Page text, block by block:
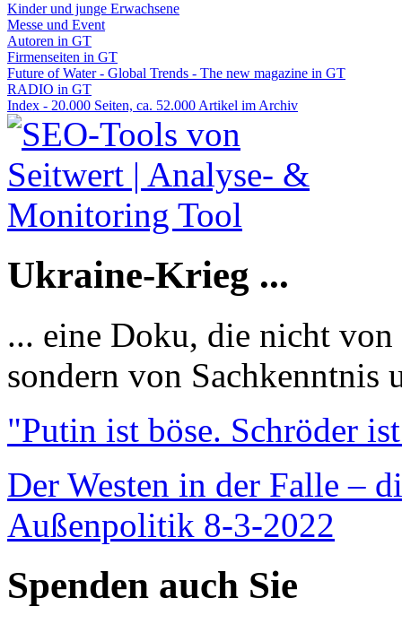
Kinder und junge Erwachsene
Messe und Event
Autoren in GT
Firmenseiten in GT
Future of Water - Global Trends - The new magazine in GT
RADIO in GT
Index - 20.000 Seiten, ca. 52.000 Artikel im Archiv
Ukraine-Krieg ...
... eine Doku, die nicht
sondern von Sachkenntnis
"Putin ist böse. Schröder
Der Westen in der Falle –
Außenpolitik 8-3-2022
Spenden auch Sie